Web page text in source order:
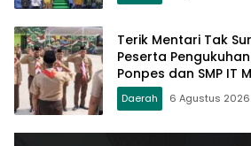
Terik Mentari Tak
Peserta
Ponpes dan SMP IT
Daerah 6 Agustus 2026